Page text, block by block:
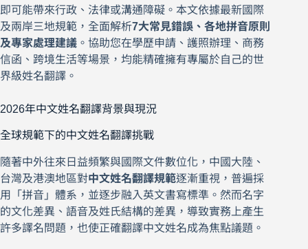
即可能帶來行政、法律或溝通障礙。本文依據最新國際
及兩岸三地規範，全面解析7大常見錯誤、各地拼音原則
及專家處理建議 。協助您在學歷申請、護照辦理、商務
信函、跨境生活等場景，均能精確擁有專屬於自己的世
界級姓名翻譯。
2026年中文姓名翻譯背景與現況
全球規範下的中文姓名翻譯挑戰
隨著中外往來日益頻繁與國際文件數位化，中國大陸、
台灣及港澳地區對中文姓名翻譯規範逐漸重視，普遍採
用「拼音」體系，並逐步融入英文書寫標準。然而名字
的文化差異、語音及姓氏結構的差異，導致實務上產生
許多譯名問題，也使正確翻譯中文姓名成為焦點議題。